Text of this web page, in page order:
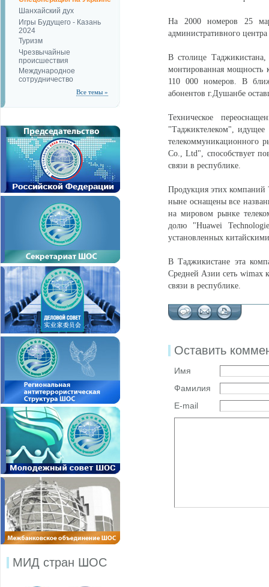
Шанхайский дух
Игры Будущего - Казань
2024
Туризм
Чрезвычайные
происшествия
Международное
сотрудничество
Все темы »
МИД стран ШОС
На 2000 номеров 25
административного
В столице
монтированная мощность
110 000 номеров. В
абонентов г.Душанбе
Техническое
"Таджиктелеком", идущее
телекоммуникационного
Co., Ltd", способствует
связи в республике.
Продукция этих компаний
ныне оснащены все
на мировом рынке
долю "Huawei
установленных
В Таджикистане эта
Средней Азии сеть wimax
связи в республике.
Оставить
Имя
Фамилия
E-mail